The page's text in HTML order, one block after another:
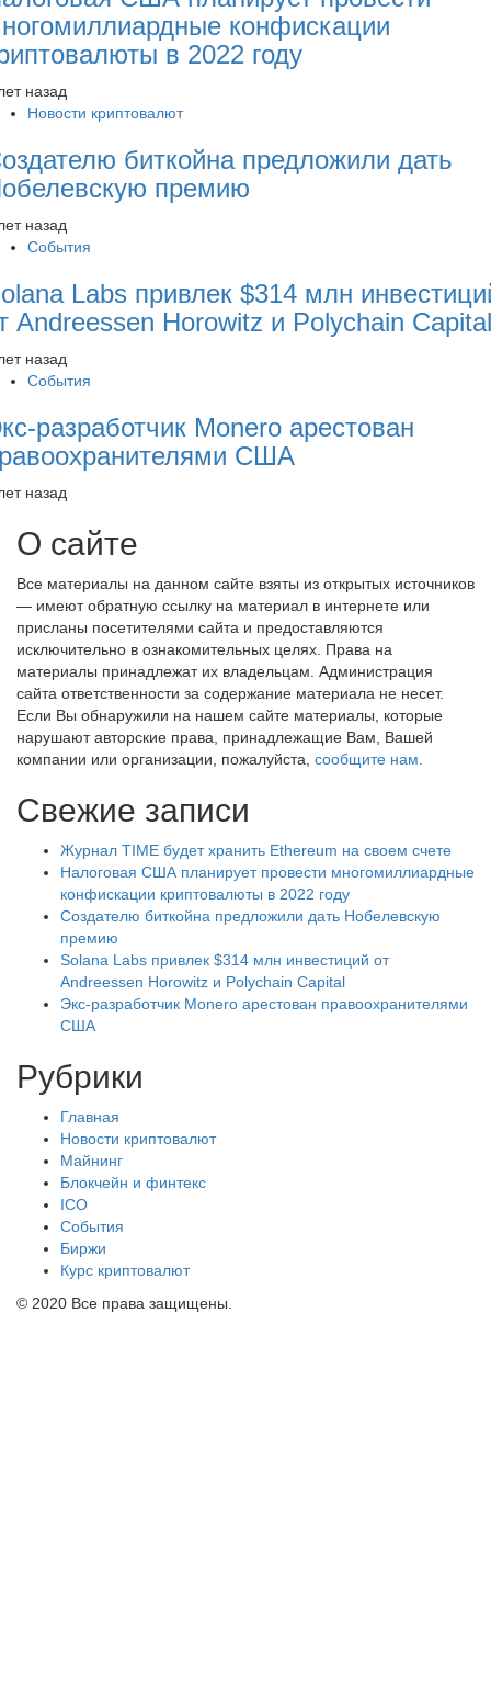
конфискации
в 2022 году
назад
Новости криптовалют
биткойна предложили дать
премию
назад
События
Labs привлек $314 млн
Andreessen Horowitz и Polychain Capital
назад
События
разработчик Monero арестован
США
назад
О сайте
Все материалы на данном сайте взяты из открытых источников
— имеют обратную ссылку на материал в интернете или
присланы посетителями сайта и предоставляются
исключительно в ознакомительных целях. Права на
материалы принадлежат их владельцам. Администрация
сайта ответственности за содержание материала не несет.
Если Вы обнаружили на нашем сайте материалы, которые
нарушают авторские права, принадлежащие Вам, Вашей
компании или организации, пожалуйста, сообщите нам.
Свежие записи
Журнал TIME будет хранить Ethereum на своем счете
Налоговая США планирует провести многомиллиардные
конфискации криптовалюты в 2022 году
Создателю биткойна предложили дать Нобелевскую
премию
Solana Labs привлек $314 млн инвестиций от
Andreessen Horowitz и Polychain Capital
Экс-разработчик Monero арестован правоохранителями
США
Рубрики
Главная
Новости криптовалют
Майнинг
Блокчейн и финтекс
ICO
События
Биржи
Курс криптовалют
© 2020 Все права защищены.